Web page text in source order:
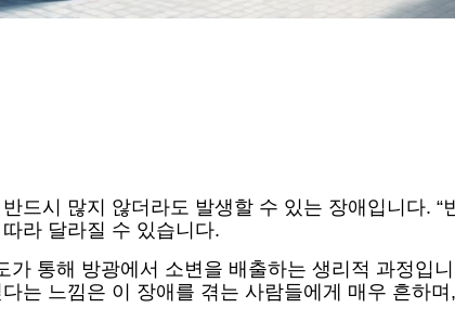
드시 많지 않더라도 발생할 수 있는 장애입니다. “
라 달라질 수 있습니다.
통해 방광에서 소변을 배출하는 생리적 과정입
는 느낌은 이 장애를 겪는 사람들에게 매우 흔하